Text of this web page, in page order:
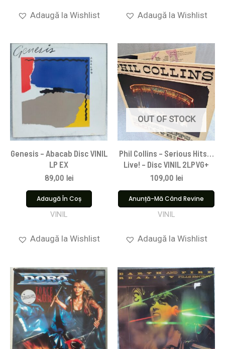
Adaugă la Wishlist Adaugă la Wishlist
Genesis – Abacab Disc VINIL
LP EX
89,00 lei
Adaugă În Coș
VINIL
Adaugă la Wishlist
OUT OF STOCK
Phil Collins – Serious Hits…
Live! – Disc VINIL 2LPVG+
109,00 lei
Anunță-Mă Când Revine
VINIL
Adaugă la Wishlist